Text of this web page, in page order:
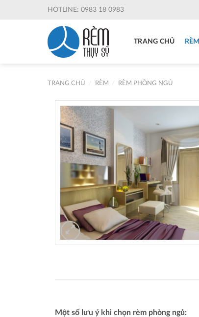
HOTLINE: 0983 18 0983
TRANG CHỦ RÈM
TRANG CHỦ RÈM RÈM PHÒNG NGỦ
Một số lưu ý khi chọn rèm phòng ngủ: